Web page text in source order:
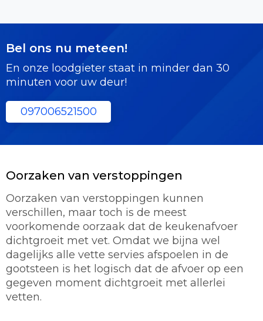
Bel ons nu meteen!
En onze loodgieter staat in minder dan 30
minuten voor uw deur!
097006521500
Oorzaken van verstoppingen
Oorzaken van verstoppingen kunnen
verschillen, maar toch is de meest
voorkomende oorzaak dat de keukenafvoer
dichtgroeit met vet. Omdat we bijna wel
dagelijks alle vette servies afspoelen in de
gootsteen is het logisch dat de afvoer op een
gegeven moment dichtgroeit met allerlei
vetten.